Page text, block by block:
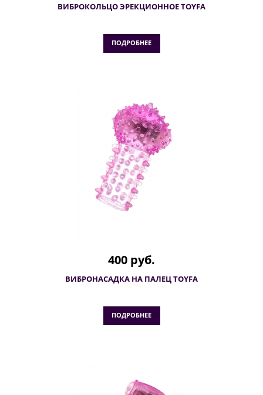
ВИБРОКОЛЬЦО ЭРЕКЦИОННОЕ TOYFA
ПОДРОБНЕЕ
400 руб.
ВИБРОНАСАДКА НА ПАЛЕЦ TOYFA
ПОДРОБНЕЕ